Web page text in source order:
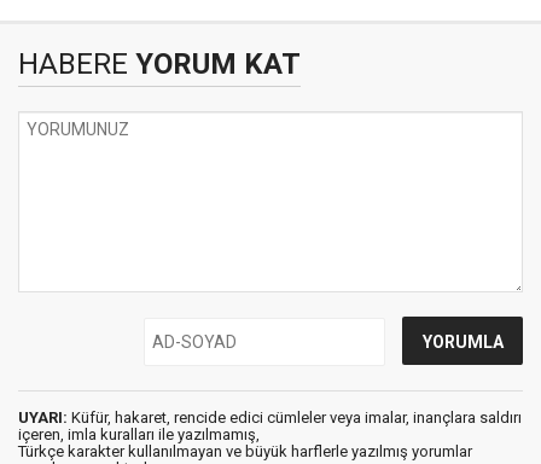
HABERE YORUM KAT
UYARI: Küfür, hakaret, rencide edici cümleler veya imalar, inançlara saldırı
içeren, imla kuralları ile yazılmamış,
Türkçe karakter kullanılmayan ve büyük harflerle yazılmış yorumlar